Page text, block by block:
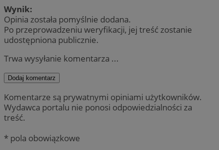
Wynik:
Opinia została pomyślnie dodana.
Po przeprowadzeniu weryfikacji, jej treść zostanie
udostępniona publicznie.
Trwa wysyłanie komentarza ...
Dodaj komentarz
Komentarze są prywatnymi opiniami użytkowników.
Wydawca portalu nie ponosi odpowiedzialności za
treść.
* pola obowiązkowe